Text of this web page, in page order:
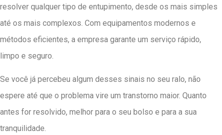
resolver qualquer tipo de entupimento, desde os mais simples
até os mais complexos. Com equipamentos modernos e
métodos eficientes, a empresa garante um serviço rápido,
limpo e seguro.
Se você já percebeu algum desses sinais no seu ralo, não
espere até que o problema vire um transtorno maior. Quanto
antes for resolvido, melhor para o seu bolso e para a sua
tranquilidade.